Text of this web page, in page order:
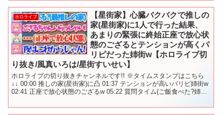
ホロライブ
【星街家】心臓バクバクで推しの
家(星街家)に1人で行った結果、
あまりの緊張に終始正座で放心状
態のござるとテンションが高くパ
リピだった姉街w【ホロライブ切
り抜き/風真いろは/星街すいせい】
ホロライブの切り抜きチャンネルです!! ※タイムスタンプはこちら
↓↓ 00:00 推しの家(星街家)に凸 01:37 テンションが高いパリピ姉街w
02:41 正座で放心状態のござるw 05:22 質問タイム(ご飯食べた?姉街